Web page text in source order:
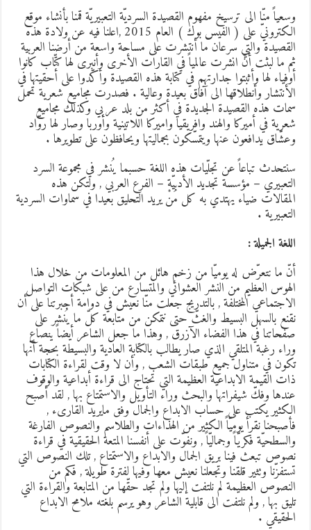
منّا الى ترسيخ مفهوم القصيدة السرديّة التعبيريّة قمنا بأنشاء موقع
الكترونيّ على ( الفيس بوك ) العام 2015 ,اعلنا فيه عن ولادة هذه
والتي سرعان ما أنتشرت على مساحة واسعة من أرضنا العربية
ما لبثت أنّ انشرت عالمياً في القارات الأخرى وأنبرى لها كتّاب كانوا
لها وأثبتوا جدارتهم في كتابة هذه القصيدة وأكّدوا على أحقيتها في
وأنطلاقها الى آفاق بعيدة وعالية . فصدرت مجاميع شعرية تحمل
هذه القصيدة الجديدة في أكثر من بلد عربي وكذلك مجاميع
في أميركا والهند وافريقيا واميركا اللاتينية وأوربا وصار لها روّاد
يدافعون عنها ويتمسّكون بجماليتها ويحافظون على تطويرها .
تباعاً عن تجلّيات هذه اللغة حسبما يُنشر في مجموعة السرد
– مؤسسة تجديد الأدبيّة – الفرع العربي , ولتكن هذه
ضياء يهتدي به كل مَنْ يريد التحليق بعيدا في سماوات السردية
.
الجميلة :
ما نتعرّض له يوميّا من زخم هائل من المعلومات من خلال هذا
العظيم من النشر العشوائي والمتسارع من على شبكات التواصل
المختلفة , بالتدريج جعلت منّا نعيش في دوامة أجبرتنا على أن
بالسهل البسيط والغثّ حتى نتمكن من متابعة كلّ ما يُنشر على
في هذا الفضاء الآزرق , وهذا ما جعل الشاعر أيضاً ينصاع
رغبة المتلقي الذي صار يطالب بالكتابة العادية والبسيطة بحجة أنّها
في متناول جميع طبقات الشعب , وأن لا وقت لقراءة الكتابات
القيمة الابداعية العظيمة التي تحتاج الى قراءة أبداعية والوقوف
وفكّ شيفراتها والبحث وراء التأويل والاستمتاع بها , لقد أصبح
يكتب على حساب الابداع والجمال وفق مايريد القارىء ,
نقرأ يوميّاً الكثير من الهذاءات والطلاسم والنصوص الفارغة
فكريّاً وجماليّاً , ونفوّت على أنفسنا المتعة الحقيقية في قراءة
تبعث فينا بريق الجمال والابداع والاستمتاع , تلك النصوص التي
وتثير قلقنا وتجعلنا نعيش معها وفيها لفترة طويلة , فكم من
العظيمة لم نلتفت إليها ولم تجد حقّها من المتابعة والقراءة التي
بها , ولم نلتفت الى قابلية الشاعر وهو يرسم بلغته ملامح الابداع
.